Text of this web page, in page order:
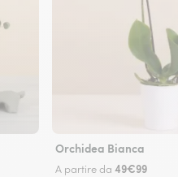
Orchidea Bianca
A partire da 49€99